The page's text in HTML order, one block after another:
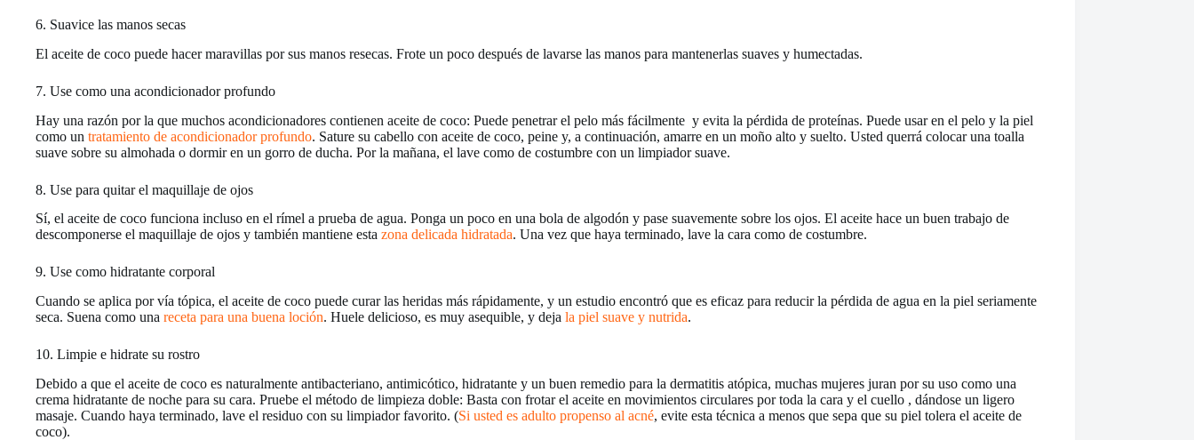
6. Suavice las manos secas
El aceite de coco puede hacer maravillas por sus manos resecas. Frote un poco después de lavarse las manos para mantenerlas suaves y humectadas.
7. Use como una acondicionador profundo
Hay una razón por la que muchos acondicionadores contienen aceite de coco: Puede penetrar el pelo más fácilmente y evita la pérdida de proteínas. Puede usar en el pelo y la piel
como un tratamiento de acondicionador profundo. Sature su cabello con aceite de coco, peine y, a continuación, amarre en un moño alto y suelto. Usted querrá colocar una toalla
suave sobre su almohada o dormir en un gorro de ducha. Por la mañana, el lave como de costumbre con un limpiador suave.
8. Use para quitar el maquillaje de ojos
Sí, el aceite de coco funciona incluso en el rímel a prueba de agua. Ponga un poco en una bola de algodón y pase suavemente sobre los ojos. El aceite hace un buen trabajo de
descomponerse el maquillaje de ojos y también mantiene esta zona delicada hidratada. Una vez que haya terminado, lave la cara como de costumbre.
9. Use como hidratante corporal
Cuando se aplica por vía tópica, el aceite de coco puede curar las heridas más rápidamente, y un estudio encontró que es eficaz para reducir la pérdida de agua en la piel seriamente
seca. Suena como una receta para una buena loción. Huele delicioso, es muy asequible, y deja la piel suave y nutrida.
10. Limpie e hidrate su rostro
Debido a que el aceite de coco es naturalmente antibacteriano, antimicótico, hidratante y un buen remedio para la dermatitis atópica, muchas mujeres juran por su uso como una
crema hidratante de noche para su cara. Pruebe el método de limpieza doble: Basta con frotar el aceite en movimientos circulares por toda la cara y el cuello , dándose un ligero
masaje. Cuando haya terminado, lave el residuo con su limpiador favorito. (Si usted es adulto propenso al acné, evite esta técnica a menos que sepa que su piel tolera el aceite de
coco).